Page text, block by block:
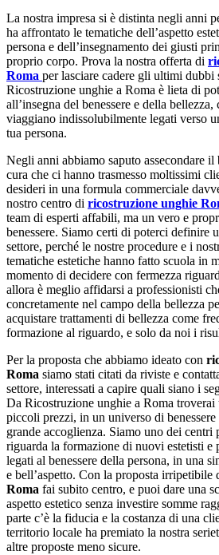
La nostra impresa si è distinta negli anni
ha affrontato le tematiche dell’aspetto
persona e dell’insegnamento dei giusti
proprio corpo. Prova la nostra offerta di
Roma per lasciare cadere gli ultimi dubbi
Ricostruzione unghie a Roma è lieta di
all’insegna del benessere e della
viaggiano indissolubilmente legati verso
tua persona.
Negli anni abbiamo saputo assecondare
cura che ci hanno trasmesso moltissimi
desideri in una formula commerciale
nostro centro di ricostruzione unghie
team di esperti affabili, ma un vero e
benessere. Siamo certi di poterci definire
settore, perché le nostre procedure e i
tematiche estetiche hanno fatto scuola in
momento di decidere con fermezza
allora è meglio affidarsi a professionisti
concretamente nel campo della bellezza
acquistare trattamenti di bellezza come
formazione al riguardo, e solo da noi i
Per la proposta che abbiamo ideato con
Roma siamo stati citati da riviste e
settore, interessati a capire quali siano i
Da Ricostruzione unghie a Roma troverai
piccoli prezzi, in un universo di
grande accoglienza. Siamo uno dei centri
riguarda la formazione di nuovi estetisti e
legati al benessere della persona, in una
e bell’aspetto. Con la proposta irripetibile
Roma fai subito centro, e puoi dare una
aspetto estetico senza investire somme
parte c’è la fiducia e la costanza di una
territorio locale ha premiato la nostra
altre proposte meno sicure.